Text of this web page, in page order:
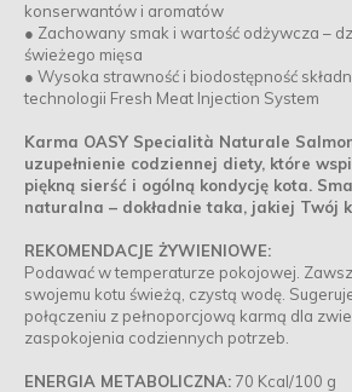
konserwantów i aromatów
● Zachowany smak i wartość odżywcza –
świeżego mięsa
● Wysoka strawność i biodostępność
technologii Fresh Meat Injection System
Karma OASY Specialità Naturale
uzupełnienie codziennej diety, które
piękną sierść i ogólną kondycję kota.
naturalna – dokładnie taka, jakiej Twój
REKOMENDACJE ŻYWIENIOWE:
Podawać w temperaturze pokojowej.
swojemu kotu świeżą, czystą wodę.
połączeniu z pełnoporcjową karmą dla
zaspokojenia codziennych potrzeb.
ENERGIA METABOLICZNA: 70 Kcal/100 g